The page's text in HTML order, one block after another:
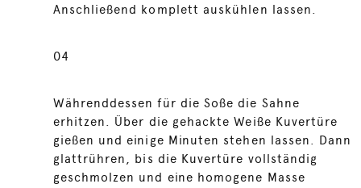
Anschließend komplett auskühlen lassen.
04
Währenddessen für die Soße die Sahne
erhitzen. Über die gehackte Weiße Kuvertüre
gießen und einige Minuten stehen lassen. Dann
glattrühren, bis die Kuvertüre vollständig
geschmolzen und eine homogene Masse